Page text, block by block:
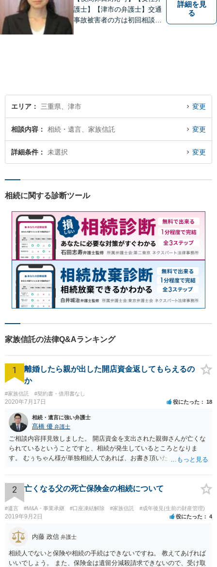
護士】【津市の弁護士】交通
事故被害者の方は初回相談無
詳細を見
る
エリア 三重県、津市 変更
相談内容 相続・遺言、家族信託 変更
詳細条件 未選択 変更
相続に関する診断ツール
家族信託の法律Q&Aランキング
1
離婚したら親が出した開店資金返してもらえるの
か
#家族信託 #契約書・借用書なし
2020年7月17日 役にたった 18
相続・遺言に強い弁護士
髙橋 優 弁護士
ご相談内容拝見致しました。 開店資金を支出された親御さんが亡くな
られているということですと、相続が発生しているところとなりま
す。 むぅちゃん様が単独相続人であれば、お書き頂いたような方法で
相続人おられるということであれば、他の相続人との協議が必要とな
るところです。 また、当該点とは別にご主人から貸付ではなく贈与で
あると主張される可能性がございます。 その場合には、貸付であるこ
とを伺わせる事情をどれだけ積み重ねることが出来るか、というとこ
ろとなります。 返済の事実や、返済を約束するメール等です。 金額の
おく方が宜しいかと思います。 緊急という訳ではないかと思います
目に弁護士を入れられることを御検討頂くと良いかと思います。
2 亡くなる父の死亡保険金の相続について
#遺言 #M&A・事業承継 #口座凍結解除 #家族信託 #成年後見(生前の財産管理)
2019年9月2日 役にたった 4
内藤 政信 弁護士
相続人でないと保険や相続の手続はできないですね。 教えてあげれば
いいでしょう。 また、保険金は遺留分減殺請求できないので、受け取